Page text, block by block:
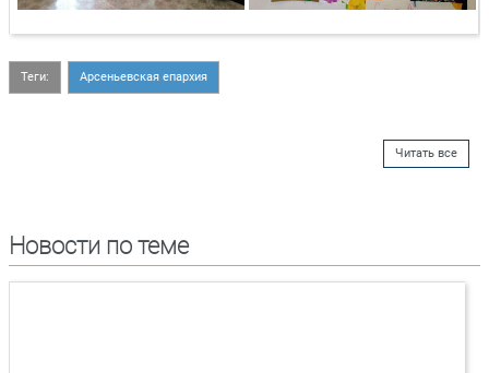
Теги: Арсеньевская епархия
Читать все
Новости по теме